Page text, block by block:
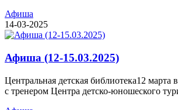
Афиша
14-03-2025
Афиша (12-15.03.2025)
Центральная детская библиотека12 марта
с тренером Центра детско-юношеского